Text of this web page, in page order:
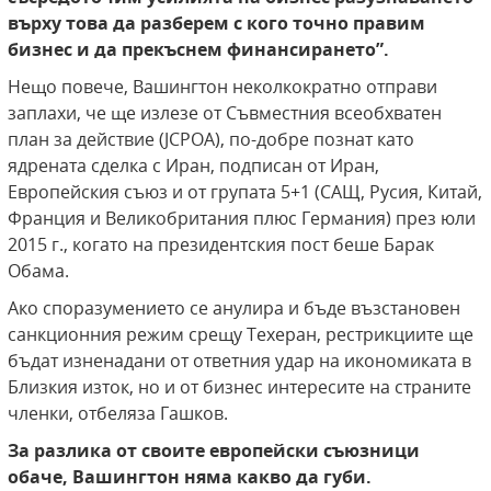
върху това да разберем с кого точно правим
бизнес и да прекъснем финансирането”.
Нещо повече, Вашингтон неколкократно отправи
заплахи, че ще излезе от Съвместния всеобхватен
план за действие (JCPOA), по-добре познат като
ядрената сделка с Иран, подписан от Иран,
Европейския съюз и от групата 5+1 (САЩ, Русия, Китай,
Франция и Великобритания плюс Германия) през юли
2015 г., когато на президентския пост беше Барак
Обама.
Ако споразумението се анулира и бъде възстановен
санкционния режим срещу Техеран, рестрикциите ще
бъдат изненадани от ответния удар на икономиката в
Близкия изток, но и от бизнес интересите на страните
членки, отбеляза Гашков.
За разлика от своите европейски съюзници
обаче, Вашингтон няма какво да губи.